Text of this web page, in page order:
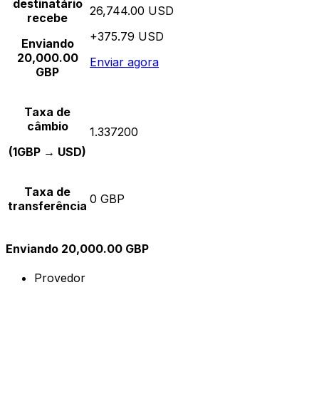
destinatário
recebe
Enviando
20,000.00
GBP
26,744.00 USD
+375.79 USD
Enviar agora
Taxa de
câmbio
(1GBP → USD)
1.337200
Taxa de
transferência 0 GBP
Enviando 20,000.00 GBP
Provedor